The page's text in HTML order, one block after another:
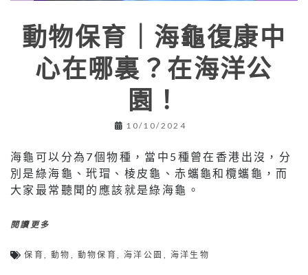
動物保育｜海龜復康中
心在哪裏？在海洋公
園！
10/10/2024
海龜可以分為7個物種，當中5種曾在香港出沒，分
別是綠海龜、玳瑁、棱皮龜、赤蠵龜和欖蠵龜，而
大家最常聽聞的應該就是綠海龜。
閱讀更多
保育 ,動物 動物保育 ,海洋公園 海洋生物